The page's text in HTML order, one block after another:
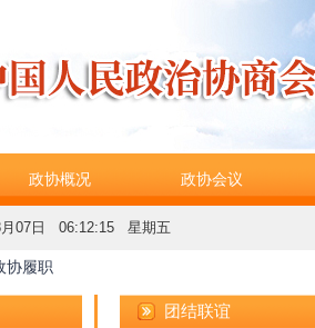
政协概况 政协会议
月07日 06:12:15 星期五
协履职
团结联谊